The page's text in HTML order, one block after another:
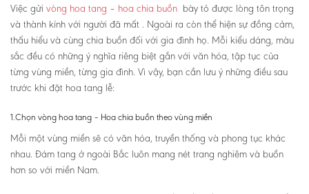
Việc gửi vòng hoa tang – hoa chia buồn bày tỏ được lòng tôn trọng
và thành kính với người đã mất . Ngoài ra còn thể hiện sự đồng cảm,
thấu hiểu và cùng chia buồn đối với gia đình họ. Mỗi kiểu dáng, màu
sắc đều có những ý nghĩa riêng biệt gắn với văn hóa, tập tục của
từng vùng miền, từng gia đình. Vì vậy, bạn cần lưu ý những điều sau
trước khi đặt hoa tang lễ:
1.Chọn vòng hoa tang – Hoa chia buồn theo vùng miền
Mỗi một vùng miền sẽ có văn hóa, truyền thống và phong tục khác
nhau. Đám tang ở ngoài Bắc luôn mang nét trang nghiêm và buồn
hơn so với miền Nam.